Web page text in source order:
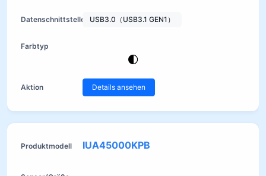
USB3.0（USB3.1 GEN1）
Details ansehen
IUA45000KPB